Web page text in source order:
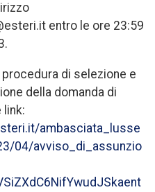
entro le ore 23:59
di selezione e
della domanda di
link:
ambasciata_lusse
04/avviso_di_assunzio